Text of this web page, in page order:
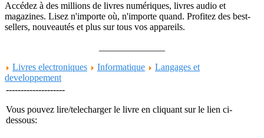
Accédez à des millions de livres numériques, livres audio et
magazines. Lisez n'importe où, n'importe quand. Profitez des best-
sellers, nouveautés et plus sur tous vos appareils.
Livres electroniques
Informatique
Langages et
developpement
--------------------
Vous pouvez lire/telecharger le livre en cliquant sur le lien ci-
dessous: